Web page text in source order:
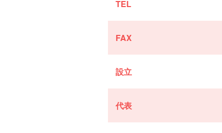
TEL
FAX
設立
代表